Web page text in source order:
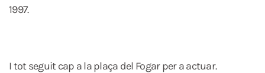
1997.
I tot seguit cap a la plaça del Fogar per a actuar.